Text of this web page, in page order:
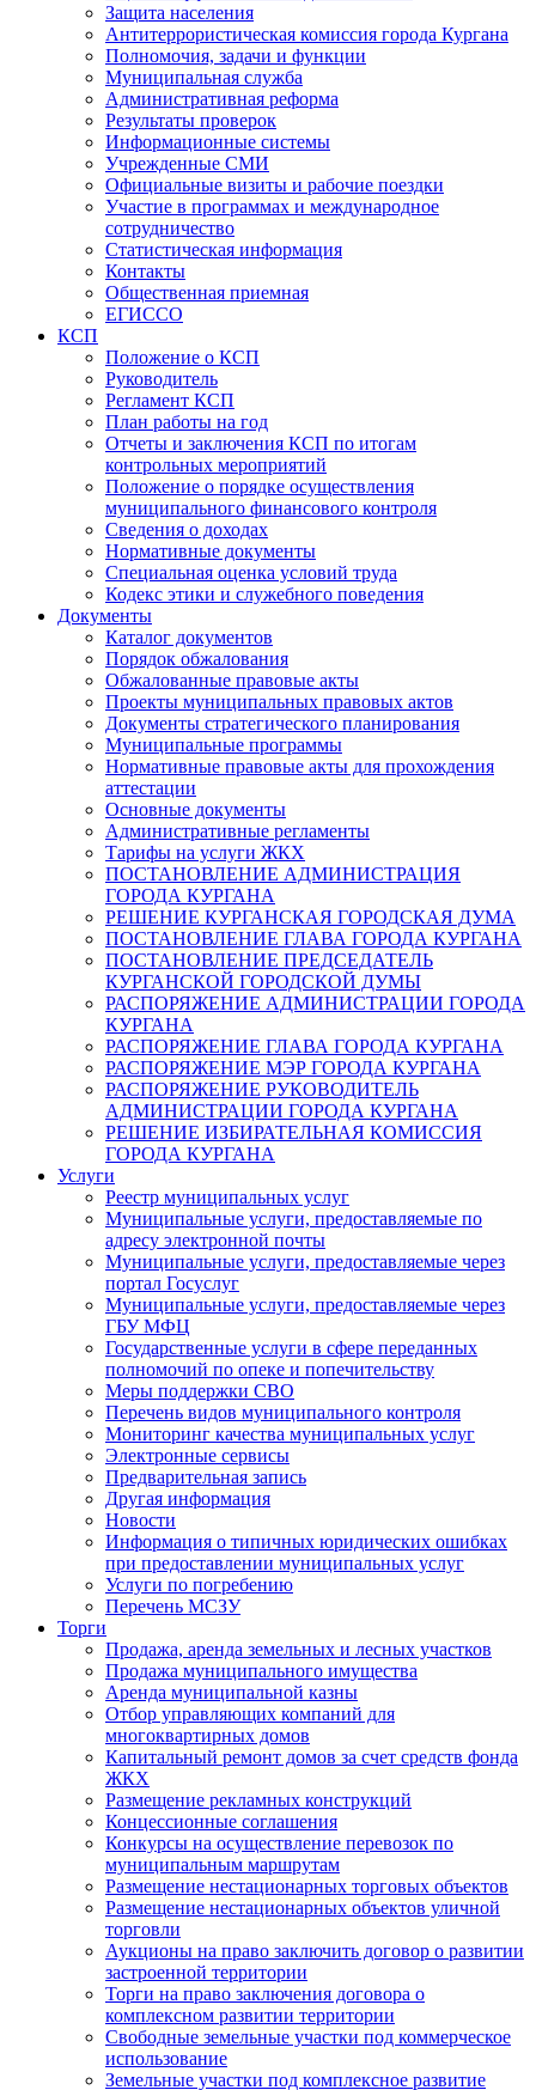
Защита населения
Антитеррористическая комиссия города Кургана
Полномочия, задачи и функции
Муниципальная служба
Административная реформа
Результаты проверок
Информационные системы
Учрежденные СМИ
Официальные визиты и рабочие поездки
Участие в программах и международное
сотрудничество
Статистическая информация
Контакты
Общественная приемная
ЕГИССО
КСП
Положение о КСП
Руководитель
Регламент КСП
План работы на год
Отчеты и заключения КСП по итогам
контрольных мероприятий
Положение о порядке осуществления
муниципального финансового контроля
Сведения о доходах
Нормативные документы
Специальная оценка условий труда
Кодекс этики и служебного поведения
Документы
Каталог документов
Порядок обжалования
Обжалованные правовые акты
Проекты муниципальных правовых актов
Документы стратегического планирования
Муниципальные программы
Нормативные правовые акты для прохождения
аттестации
Основные документы
Административные регламенты
Тарифы на услуги ЖКХ
ПОСТАНОВЛЕНИЕ АДМИНИСТРАЦИЯ
ГОРОДА КУРГАНА
РЕШЕНИЕ КУРГАНСКАЯ ГОРОДСКАЯ ДУМА
ПОСТАНОВЛЕНИЕ ГЛАВА ГОРОДА КУРГАНА
ПОСТАНОВЛЕНИЕ ПРЕДСЕДАТЕЛЬ
КУРГАНСКОЙ ГОРОДСКОЙ ДУМЫ
РАСПОРЯЖЕНИЕ АДМИНИСТРАЦИИ ГОРОДА
КУРГАНА
РАСПОРЯЖЕНИЕ ГЛАВА ГОРОДА КУРГАНА
РАСПОРЯЖЕНИЕ МЭР ГОРОДА КУРГАНА
РАСПОРЯЖЕНИЕ РУКОВОДИТЕЛЬ
АДМИНИСТРАЦИИ ГОРОДА КУРГАНА
РЕШЕНИЕ ИЗБИРАТЕЛЬНАЯ КОМИССИЯ
ГОРОДА КУРГАНА
Услуги
Реестр муниципальных услуг
Муниципальные услуги, предоставляемые по
адресу электронной почты
Муниципальные услуги, предоставляемые через
портал Госуслуг
Муниципальные услуги, предоставляемые через
ГБУ МФЦ
Государственные услуги в сфере переданных
полномочий по опеке и попечительству
Меры поддержки СВО
Перечень видов муниципального контроля
Мониторинг качества муниципальных услуг
Электронные сервисы
Предварительная запись
Другая информация
Новости
Информация о типичных юридических ошибках
при предоставлении муниципальных услуг
Услуги по погребению
Перечень МСЗУ
Торги
Продажа, аренда земельных и лесных участков
Продажа муниципального имущества
Аренда муниципальной казны
Отбор управляющих компаний для
многоквартирных домов
Капитальный ремонт домов за счет средств фонда
ЖКХ
Размещение рекламных конструкций
Концессионные соглашения
Конкурсы на осуществление перевозок по
муниципальным маршрутам
Размещение нестационарных торговых объектов
Размещение нестационарных объектов уличной
торговли
Аукционы на право заключить договор о развитии
застроенной территории
Торги на право заключения договора о
комплексном развитии территории
Свободные земельные участки под коммерческое
использование
Земельные участки под комплексное развитие